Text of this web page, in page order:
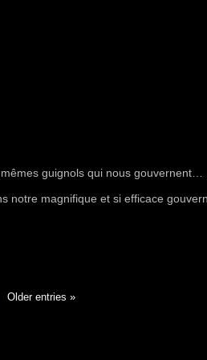
guignols qui nous gouvernent…
notre magnifique et si efficace
Older entries »